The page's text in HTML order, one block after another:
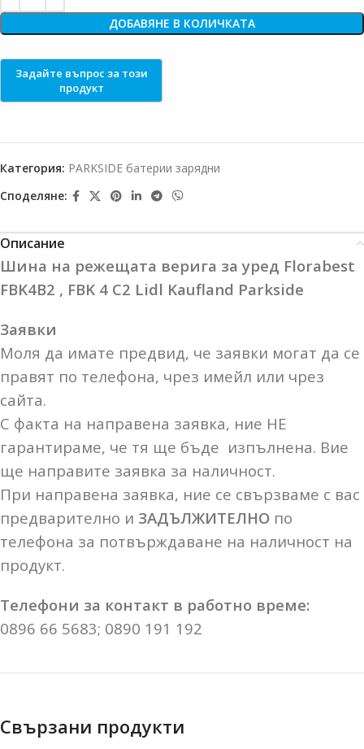
ДОБАВЯНЕ В КОЛИЧКАТА
Категория: PARKSIDE батерии зарядни
Споделяне:
Описание
Шина на режещата верига за уред Florabest
FBK4B2 , FBK 4 C2 Lidl Kaufland Parkside
Заявки
Моля да имате предвид, че заявки могат да се
правят по телефона, чрез имейл или чрез
сайта.
С факта на направена заявка, ние НЕ
гарантираме, че тя ще бъде изпълнена. Вие
ще направите заявка за наличност.
При направена заявка, ние се свързваме с вас
предварително и ЗАДЪЛЖИТЕЛНО по
телефона за потвърждаване на наличност на
продукт.
Телефони за контакт в работно време:
0896 66 5683; 0890 191 192
Свързани продукти